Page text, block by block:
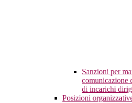
Sanzioni per
comunicazione
di incarichi
Posizioni